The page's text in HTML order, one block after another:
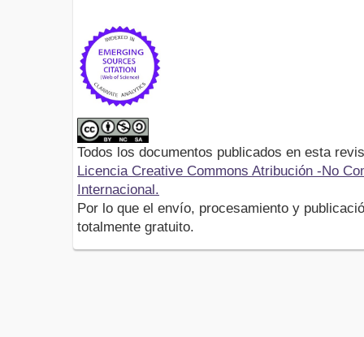
Todos los documentos publicados en esta
Licencia Creative Commons Atribución -No
Internacional.
Por lo que el envío, procesamiento y
totalmente gratuito.